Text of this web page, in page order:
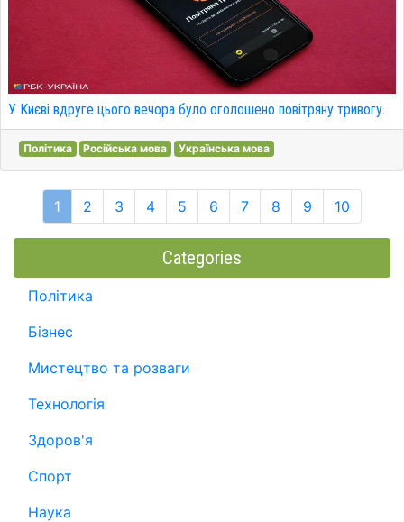
У Києві вдруге цього вечора було оголошено повітряну тривогу.
Політика Російська мова Українська мова
1 2 3 4 5 6 7 8 9 10
Categories
Політика
Бізнес
Мистецтво та розваги
Технологія
Здоров'я
Спорт
Наука